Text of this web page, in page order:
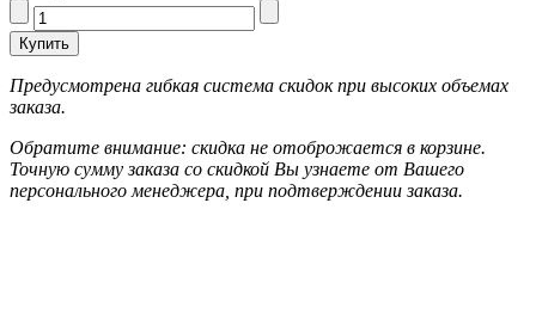
Предусмотрена гибкая система скидок при высоких объемах
заказа.
Обратите внимание: скидка не отоброжается в корзине.
Точную сумму заказа со скидкой Вы узнаете от Вашего
персонального менеджера, при подтверждении заказа.